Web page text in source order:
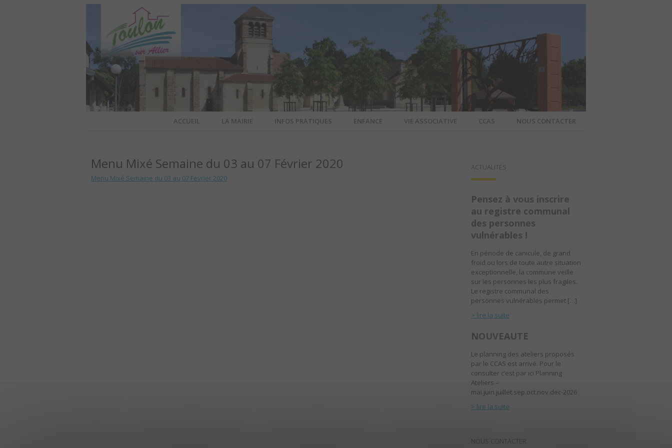
TOULON-SUR-ALLIER – SITE
OFFICIEL DE LA COMMUNE
ACCUEIL LA MAIRIE INFOS PRATIQUES ENFANCE VIE ASSOCIATIVE CCAS NOUS CONTACTER
Menu Mixé Semaine du 03 au 07 Février 2020
Menu Mixé Semaine du 03 au 07 Février 2020
ACTUALITÉS
Pensez à vous inscrire
au registre communal
des personnes
vulnérables !
En période de canicule, de grand
froid ou lors de toute autre situation
exceptionnelle, la commune veille
sur les personnes les plus fragiles.
Le registre communal des
personnes vulnérables permet […]
> lire la suite
NOUVEAUTE
Le planning des ateliers proposés
par le CCAS est arrivé. Pour le
consulter c’est par ici Planning
Ateliers –
mai.juin.juillet.sep.oct.nov.dec-2026
> lire la suite
NOUS CONTACTER